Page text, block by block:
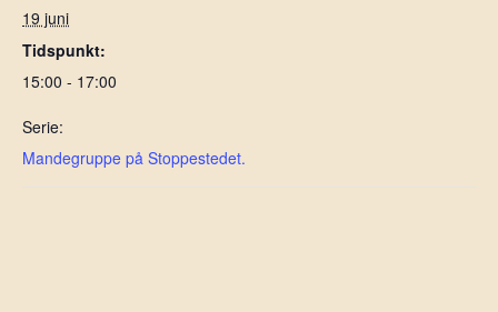
19 juni
Tidspunkt:
15:00 - 17:00
Serie:
Mandegruppe på Stoppestedet.